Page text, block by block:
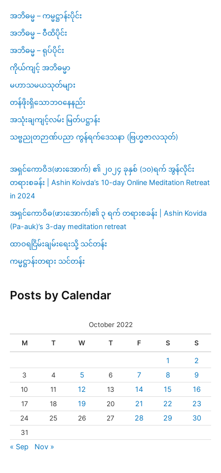
အဘိဓမ္မ – ကမ္မဋ္ဌာန်းပိုင်း
အဘိဓမ္မ – ဝီထိပိုင်း
အဘိဓမ္မ – ရုပ်ပိုင်း
ကိုယ်ကျင့် အဘိဓမ္မာ
မဟာသမယသုတ်များ
တန်ဖိုးရှိသောဘဝနေနည်း
အသုံးချကျင့်လမ်း မြတ်ပဋ္ဌာန်း
သဗ္ဗညုတဉာဏ်ပညာ ကွန်ရက်ဒေသနာ (ဗြဟ္မဇာလသုတ်)
အရှင်ကောဝိဒ(ဖားအောက်) ၏ ၂၀၂၄ ခုနှစ် (၁၀)ရက် အွန်လိုင်း
တရားစခန်း | Ashin Koivda’s 10-day Online Meditation Retreat
in 2024
အရှင်ကောဝိဓ(ဖားအောက်)၏ ၃ ရက် တရားစခန်း | Ashin Kovida
(Pa-auk)’s 3-day meditation retreat
ထာဝရငြိမ်းချမ်းရေးသို့ သင်တန်း
ကမ္မဋ္ဌာန်းတရား သင်တန်း
Posts by Calendar
October 2022
M T W T F S S
1 2
3 4 5 6 7 8 9
10 11 12 13 14 15 16
17 18 19 20 21 22 23
24 25 26 27 28 29 30
31
« Sep Nov »